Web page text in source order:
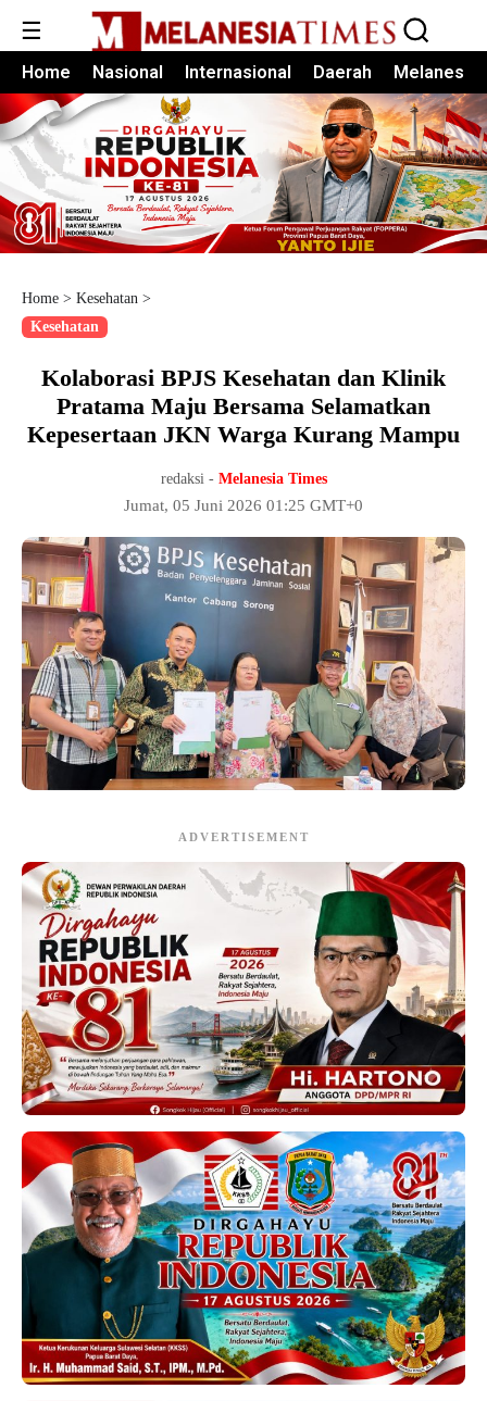
☰
Home Nasional Internasional Daerah Melanesia
Home > Kesehatan >
Kesehatan
Kolaborasi BPJS Kesehatan dan Klinik
Pratama Maju Bersama Selamatkan
Kepesertaan JKN Warga Kurang Mampu
redaksi - Melanesia Times
Jumat, 05 Juni 2026 01:25 GMT+0
ADVERTISEMENT